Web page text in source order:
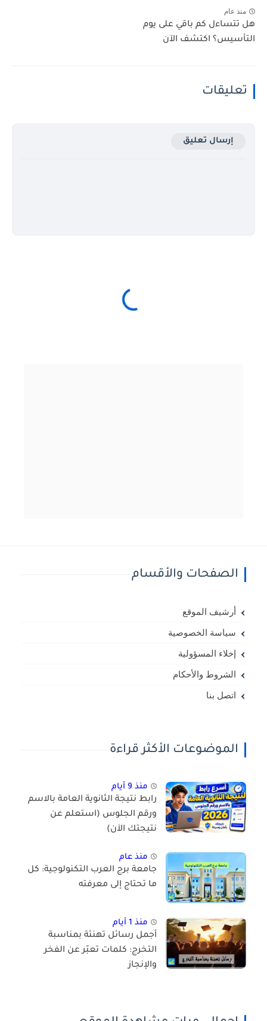
منذ عام
هل تتساءل كم باقي على يوم
التأسيس؟ اكتشف الآن
تعليقات
إرسال تعليق
الصفحات والأقسام
أرشيف الموقع
سياسة الخصوصية
إخلاء المسؤولية
الشروط والأحكام
اتصل بنا
الموضوعات الأكثر قراءة
منذ 9 أيام
رابط نتيجة الثانوية العامة بالاسم
ورقم الجلوس (استعلم عن
نتيجتك الآن)
منذ عام
جامعة برج العرب التكنولوجية: كل
ما تحتاج إلى معرفته
منذ 1 أيام
أجمل رسائل تهنئة بمناسبة
التخرج: كلمات تعبّر عن الفخر
والإنجاز